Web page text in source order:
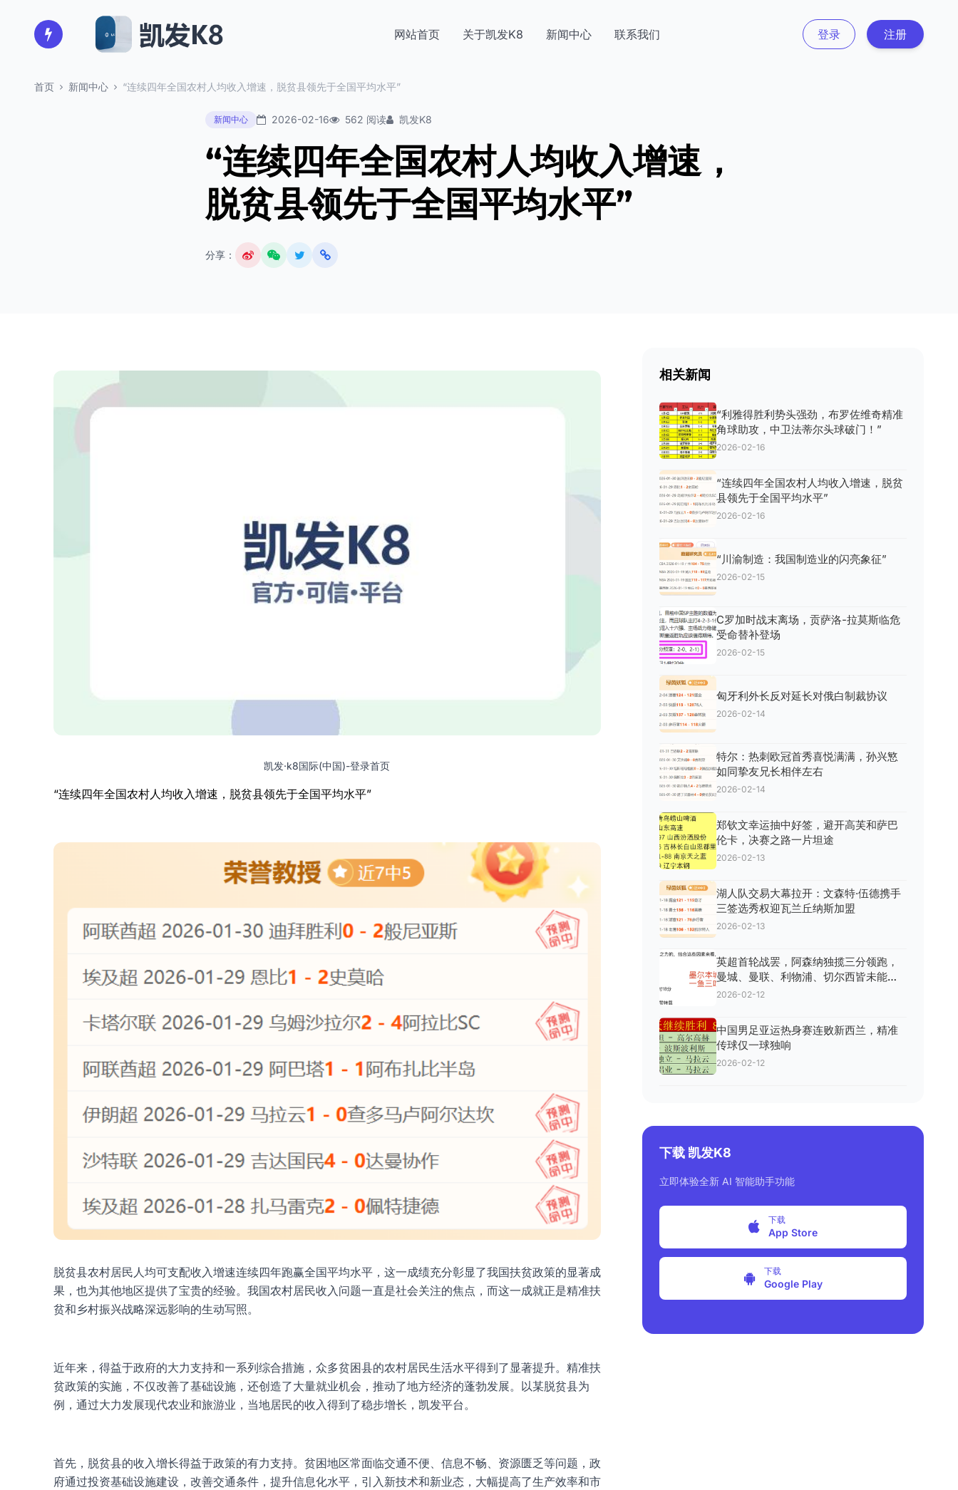
网站首页 关于凯发K8 新闻中心 联系我们 登录 注册
首页 新闻中心 “连续四年全国农村人均收入增速，脱贫县领先于全国平均水平”
新闻中心 2026-02-16 562 阅读 凯发K8
“连续四年全国农村人均收入增速，
脱贫县领先于全国平均水平”
分享：
凯发·k8国际(中国)-登录首页
“连续四年全国农村人均收入增速，脱贫县领先于全国平均水平”
脱贫县农村居民人均可支配收入增速连续四年跑赢全国平均水平，这一成绩充分彰显了我国扶贫政策的显著成
果，也为其他地区提供了宝贵的经验。我国农村居民收入问题一直是社会关注的焦点，而这一成就正是精准扶
贫和乡村振兴战略深远影响的生动写照。
近年来，得益于政府的大力支持和一系列综合措施，众多贫困县的农村居民生活水平得到了显著提升。精准扶
贫政策的实施，不仅改善了基础设施，还创造了大量就业机会，推动了地方经济的蓬勃发展。以某脱贫县为
例，通过大力发展现代农业和旅游业，当地居民的收入得到了稳步增长， 凯发平台。
首先，脱贫县的收入增长得益于政策的有力支持。贫困地区常面临交通不便、信息不畅、资源匮乏等问题，政
府通过投资基础设施建设，改善交通条件，提升信息化水平，引入新技术和新业态，大幅提高了生产效率和市
相关新闻
“利雅得胜利势头强劲，布罗佐维奇精准
角球助攻，中卫法蒂尔头球破门！”
2026-02-16
“连续四年全国农村人均收入增速，脱贫
县领先于全国平均水平”
2026-02-16
“川渝制造：我国制造业的闪亮象征”
2026-02-15
C罗加时战末离场，贡萨洛-拉莫斯临危
受命替补登场
2026-02-15
匈牙利外长反对延长对俄白制裁协议
2026-02-14
特尔：热刺欧冠首秀喜悦满满，孙兴慜
如同挚友兄长相伴左右
2026-02-14
郑钦文幸运抽中好签，避开高芙和萨巴
伦卡，决赛之路一片坦途
2026-02-13
湖人队交易大幕拉开：文森特·伍德携手
三签选秀权迎瓦兰丘纳斯加盟
2026-02-13
英超首轮战罢，阿森纳独揽三分领跑，
曼城、曼联、利物浦、切尔西皆未能得
分，悬念重生！
2026-02-12
中国男足亚运热身赛连败新西兰，精准
传球仅一球独响
2026-02-12
下载 凯发K8
立即体验全新 AI 智能助手功能
下载
App Store
下载
Google Play